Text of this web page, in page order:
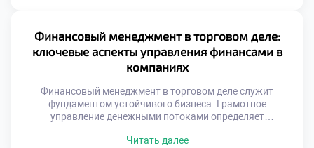
необходимо каждому специалисту в сфере торговли.
Современный рынок перенасыщен предложениями и
информационным шумом. Потребитель выбирает не
просто продукт, […]
Финансовый менеджмент в торговом деле:
ключевые аспекты управления финансами в
компаниях
Финансовый менеджмент в торговом деле служит
фундаментом устойчивого бизнеса. Грамотное
управление денежными потоками определяет
ресурсов коммерция превращается в хаос.
Читать далее